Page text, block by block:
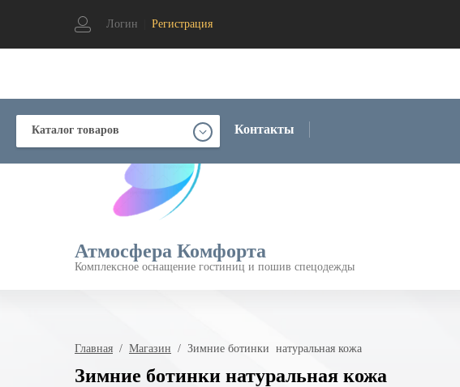
Логин Регистрация
Атмосфера Комфорта
Комплексное оснащение гостиниц и пошив спецодежды
Главная
  /
Магазин
  /  Зимние ботинки  натуральная кожа
Зимние ботинки натуральная кожа
Каталог товаров Контакты